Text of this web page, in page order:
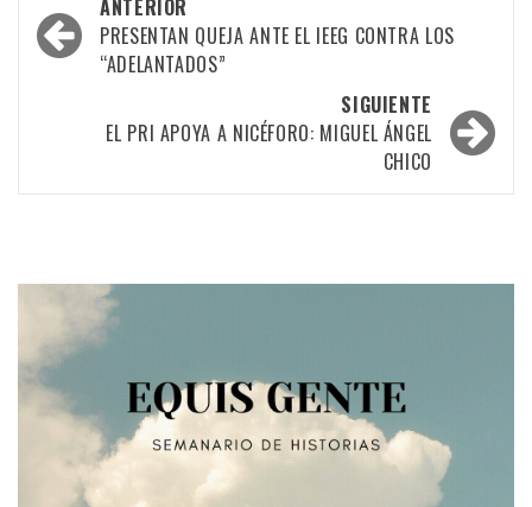
por
entradas
ANTERIOR
PRESENTAN QUEJA ANTE EL IEEG CONTRA LOS
“ADELANTADOS”
SIGUIENTE
EL PRI APOYA A NICÉFORO: MIGUEL ÁNGEL
CHICO